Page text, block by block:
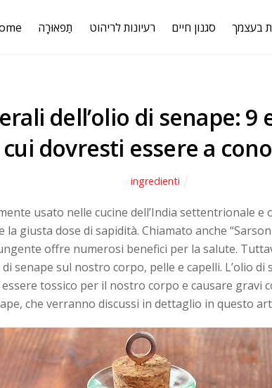
תַפאוּרָה רעיונות לריהוט סגנון חיים בעצמך
dell’olio di senape:
dovresti essere a
ingredienti
usato nelle cucine dell’India settentrionale
giusta dose di sapidità. Chiamato anche
offre numerosi benefici per la salute.
senape sul nostro corpo, pelle e capelli. L’olio
tossico per il nostro corpo e causare gravi
che verranno discussi in dettaglio in questo